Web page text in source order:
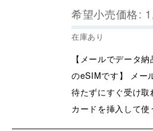
希望小売価格:
在庫あり
【メールでデータ
のeSIMです】 メー
待たずにすぐ受け
カードを挿入して